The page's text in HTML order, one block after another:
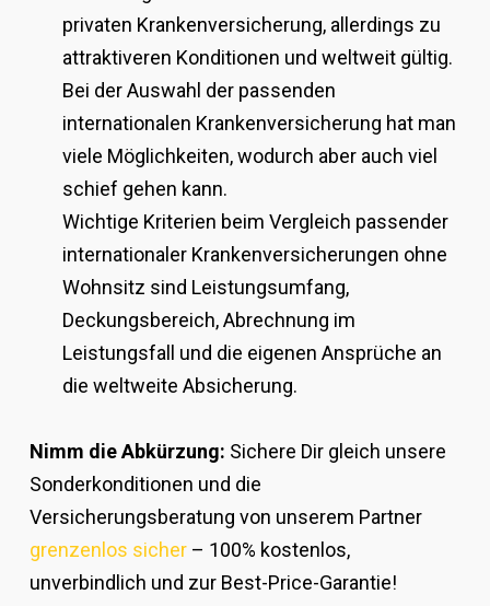
privaten Krankenversicherung, allerdings zu
attraktiveren Konditionen und weltweit gültig.
Bei der Auswahl der passenden
internationalen Krankenversicherung hat man
viele Möglichkeiten, wodurch aber auch viel
schief gehen kann.
Wichtige Kriterien beim Vergleich passender
internationaler Krankenversicherungen ohne
Wohnsitz sind Leistungsumfang,
Deckungsbereich, Abrechnung im
Leistungsfall und die eigenen Ansprüche an
die weltweite Absicherung.
Nimm die Abkürzung: Sichere Dir gleich unsere
Sonderkonditionen und die
Versicherungsberatung von unserem Partner
grenzenlos sicher– 100% kostenlos,
unverbindlich und zur Best-Price-Garantie!